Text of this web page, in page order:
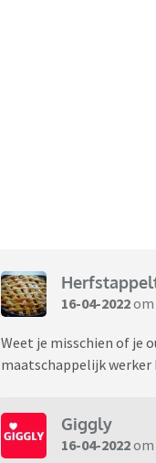
16-04-2022om
Weet je misschien of je
maatschappelijk werker
Giggly
16-04-2022om